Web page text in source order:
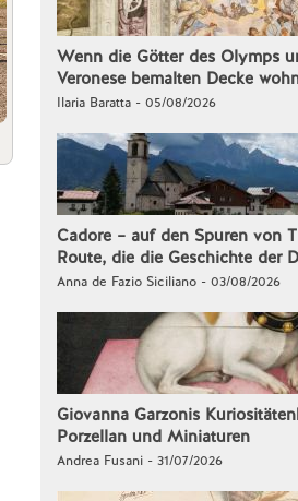
Wenn die Götter des Olymps
Veronese bemalten Decke
Ilaria Baratta - 05/08/2026
Cadore – auf den Spuren von
Route, die die Geschichte der
Anna de Fazio Siciliano - 03/08/2026
Giovanna Garzonis
Porzellan und Miniaturen
Andrea Fusani - 31/07/2026